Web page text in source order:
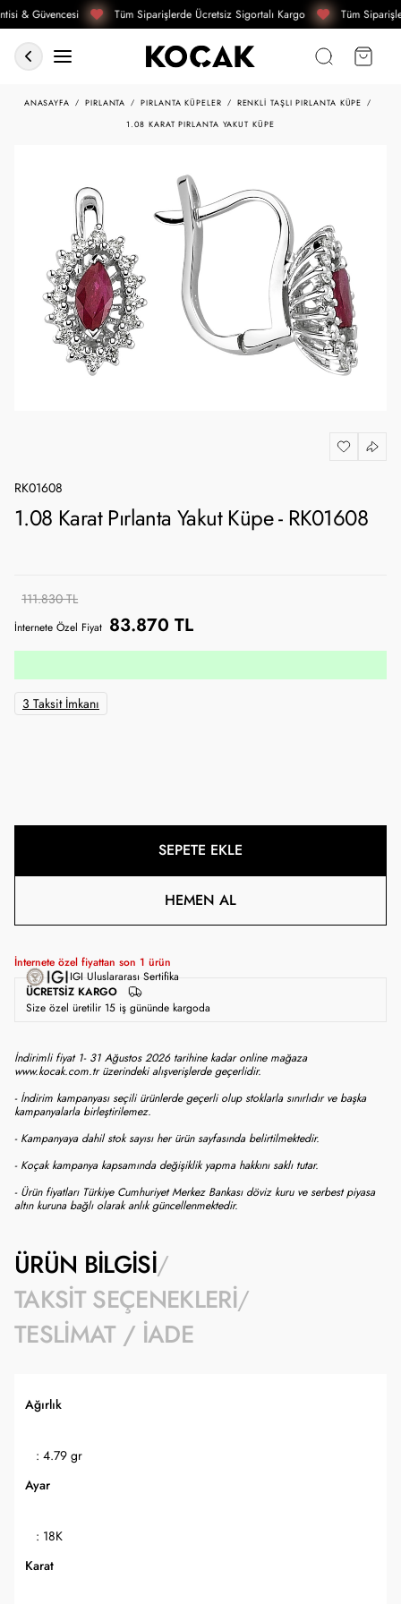
& Güvencesi Tüm Siparişlerde Ücretsiz Sigortalı Kargo Tüm
ANASAYFA PIRLANTA PIRLANTA KÜPELER
RENKLI TAŞLI PIRLANTA KÜPE
1.08 KARAT PIRLANTA YAKUT KÜPE
RK01608
1.08 Karat Pırlanta Yakut Küpe - RK01608
111.830 TL
İnternete Özel Fiyat 83.870 TL
3 Taksit İmkanı
SEPETE EKLE
HEMEN AL
İnternete özel fiyattan son 1 ürün
ÜCRETSIZ KARGO
IGI Uluslararası Sertifika
Size özel üretilir 15 iş gününde kargoda
İndirimli fiyat 1- 31 Ağustos 2026 tarihine kadar online mağaza
www.kocak.com.tr üzerindeki alışverişlerde geçerlidir.
- İndirim kampanyası seçili ürünlerde geçerli olup stoklarla sınırlıdır ve başka
kampanyalarla birleştirilemez.
- Kampanyaya dahil stok sayısı her ürün sayfasında belirtilmektedir.
- Koçak kampanya kapsamında değişiklik yapma hakkını saklı tutar.
- Ürün fiyatları Türkiye Cumhuriyet Merkez Bankası döviz kuru ve serbest piyasa
altın kuruna bağlı olarak anlık güncellenmektedir.
ÜRÜN BILGISI
TAKSIT SEÇENEKLERI
TESLIMAT / İADE
Ağırlık
: 4.79 gr
Ayar
: 18K
Karat